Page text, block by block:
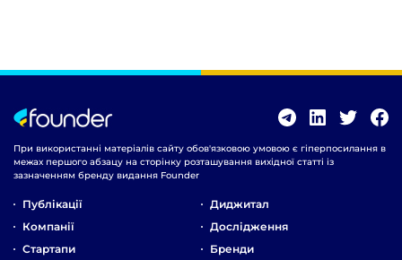
При використанні матеріалів сайту обов'язковою умовою є гіперпосилання в
межах першого абзацу на сторінку розташування вихідної статті із
зазначенням бренду видання Founder
Публікації
Компанії
Стартапи
Диджитал
Дослідження
Бренди